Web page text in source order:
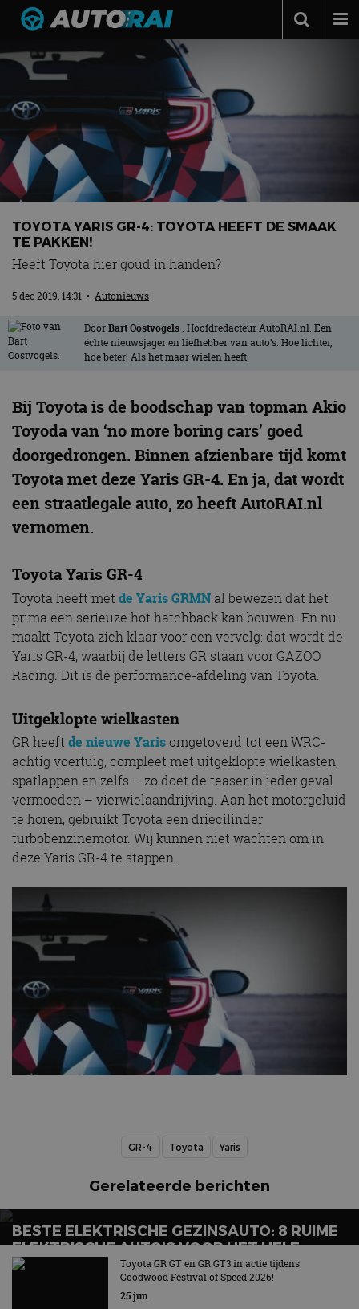
Autonieuws
Podcast
Autotests
Automerken
Adverteren
Contact
MotorRAI.nl
TOYOTA YARIS GR-4: TOYOTA HEEFT DE SMAAK
TE PAKKEN!
Heeft Toyota hier goud in handen?
5 dec 2019, 14:31 • Autonieuws
DoorBart Oostvogels . Hoofdredacteur AutoRAI.nl. Een
échte nieuwsjager en liefhebber van auto’s. Hoe lichter,
hoe beter! Als het maar wielen heeft.
Bij Toyota is de boodschap van topman Akio
Toyoda van ‘no more boring cars’ goed
doorgedrongen. Binnen afzienbare tijd komt
Toyota met deze Yaris GR-4. En ja, dat wordt
een straatlegale auto, zo heeft AutoRAI.nl
vernomen.
Toyota Yaris GR-4
Toyota heeft met de Yaris GRMN al bewezen dat het
prima een serieuze hot hatchback kan bouwen. En nu
maakt Toyota zich klaar voor een vervolg: dat wordt de
Yaris GR-4, waarbij de letters GR staan voor GAZOO
Racing. Dit is de performance-afdeling van Toyota.
Uitgeklopte wielkasten
GR heeft de nieuwe Yarisomgetoverd tot een WRC-
achtig voertuig, compleet met uitgeklopte wielkasten,
spatlappen en zelfs – zo doet de teaser in ieder geval
vermoeden – vierwielaandrijving. Aan het motorgeluid
te horen, gebruikt Toyota een driecilinder
turbobenzinemotor. Wij kunnen niet wachten om in
deze Yaris GR-4 te stappen.
GR-4 Toyota Yaris
Gerelateerde berichten
BESTE ELEKTRISCHE GEZINSAUTO: 8 RUIME
ELEKTRISCHE AUTO’S VOOR HET HELE
GEZIN
Wat is de beste elektrische gezinsauto voor grote
Toyota GR GT en GR GT3 in actie tijdens
Goodwood Festival of Speed 2026!
25 jun